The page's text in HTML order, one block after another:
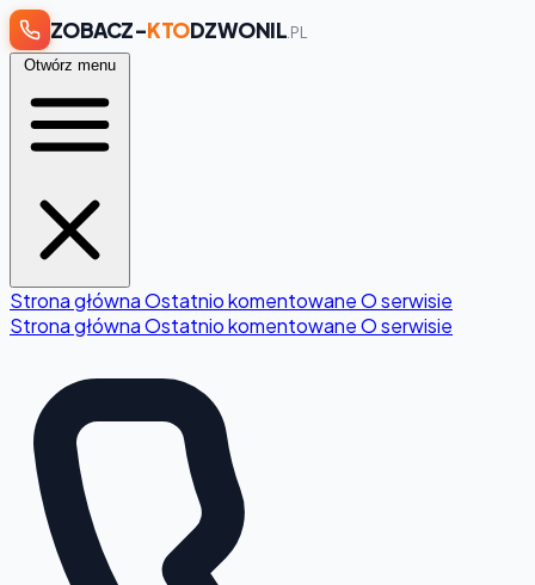
ZOBACZ-KTODZWONIL .PL
Otwórz menu
Strona głównaOstatnio komentowaneO serwisie
Strona głównaOstatnio komentowaneO serwisie